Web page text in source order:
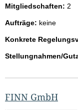
Mitgliedschaften: 2
Aufträge: keine
Konkrete
Stellungnahmen/
FINN GmbH